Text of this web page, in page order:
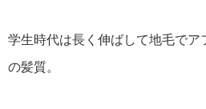
学生時代は長く伸ばして地毛でア
の髪質。